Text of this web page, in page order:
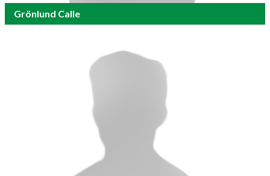
Grönlund Calle